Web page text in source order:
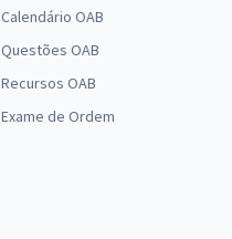
Calendário OAB
Questões OAB
Recursos OAB
Exame de Ordem